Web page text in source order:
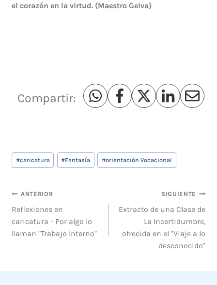
el corazón en la virtud. (Maestro Gelva)
Compartir:
Etiquetas
de
entrada:
#caricatura #Fantasía #orientación Vocacional
Navegación
de
entradas
ANTERIOR
Reflexiones en
caricatura - Por algo lo
llaman "Trabajo Interno"
SIGUIENTE
Extracto de una Clase de
La Incertidumbre,
ofrecida en el "Viaje a lo
desconocido"